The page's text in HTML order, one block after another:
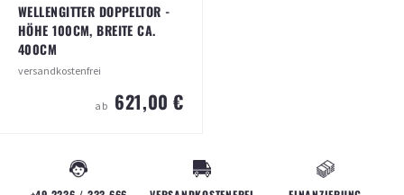
WELLENGITTER DOPPELTOR -
HÖHE 100CM, BREITE CA.
400CM
versandkostenfrei
ab 621,00 €
100CM, BREITE CA. 400CM